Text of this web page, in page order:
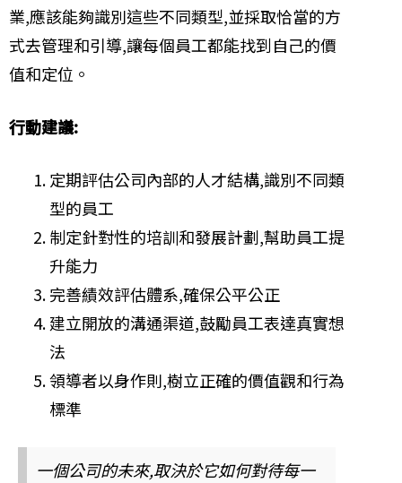
業,應該能夠識別這些不同類型,並採取恰當的方
式去管理和引導,讓每個員工都能找到自己的價
值和定位。
行動建議:
定期評估公司內部的人才結構,識別不同類
型的員工
制定針對性的培訓和發展計劃,幫助員工提
升能力
完善績效評估體系,確保公平公正
建立開放的溝通渠道,鼓勵員工表達真實想
法
領導者以身作則,樹立正確的價值觀和行為
標準
一個公司的未來,取決於它如何對待每一